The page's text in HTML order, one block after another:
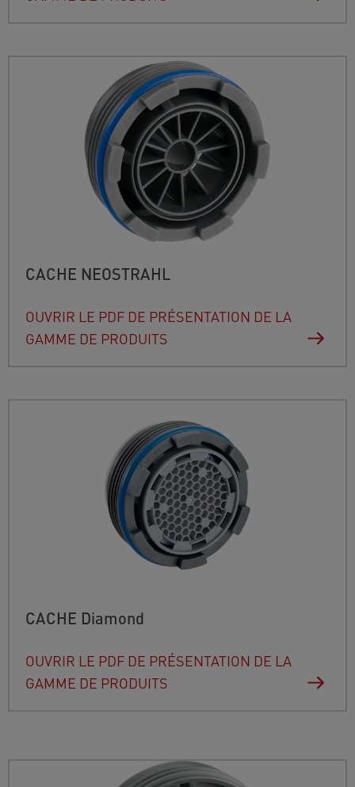
CACHE NEOSTRAHL
OUVRIR LE PDF DE PRÉSENTATION DE LA
GAMME DE PRODUITS
CACHE Diamond
OUVRIR LE PDF DE PRÉSENTATION DE LA
GAMME DE PRODUITS